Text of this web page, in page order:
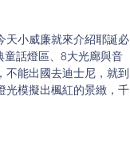
天小威廉就來介紹耶誕必
話燈區、8大光廊與音
不能出國去迪士尼，就到
光模擬出楓紅的景緻，千